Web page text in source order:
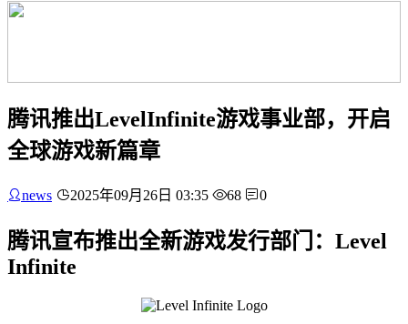
腾讯推出LevelInfinite游戏事业部，开启
全球游戏新篇章
news 2025年09月26日 03:35 68 0
腾讯宣布推出全新游戏发行部门：Level
Infinite